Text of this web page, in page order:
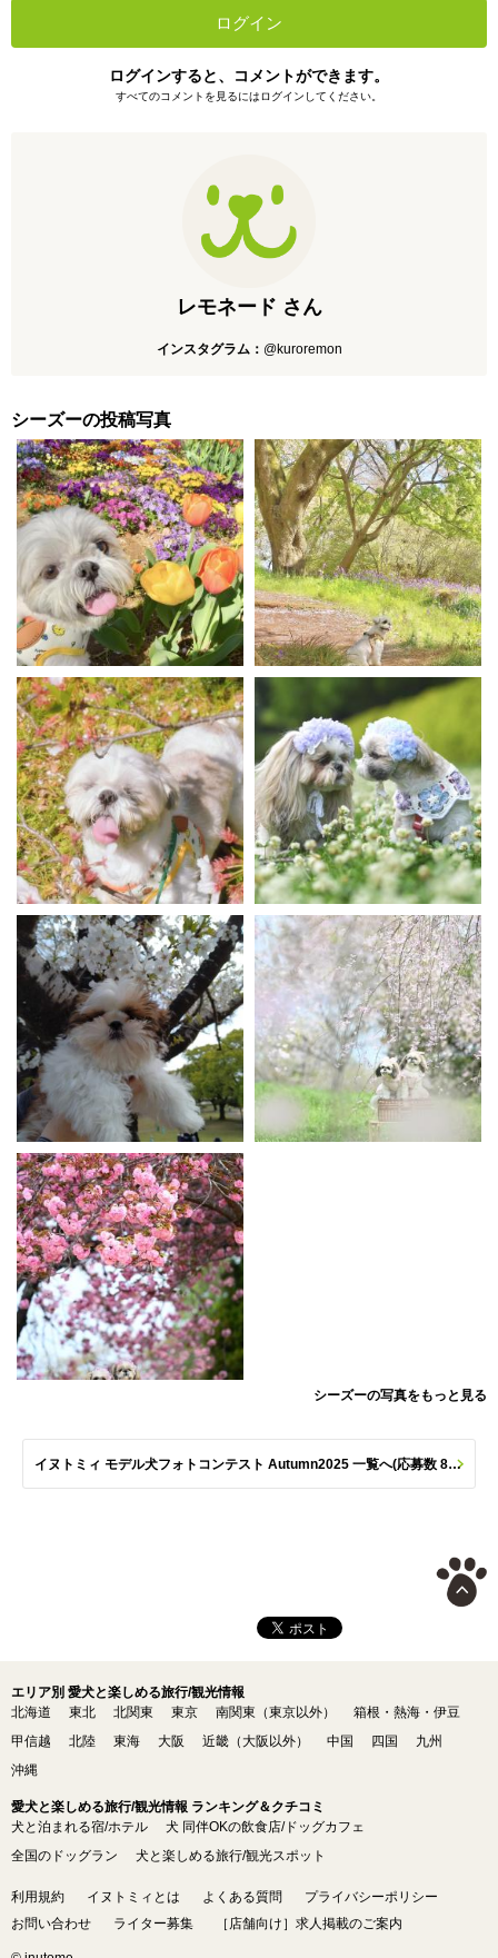
ログイン
ログインすると、コメントができます。
すべてのコメントを見るにはログインしてください。
レモネード さん
インスタグラム： @kuroremon
シーズーの投稿写真
シーズーの写真をもっと見る
イヌトミィ モデル犬フォトコンテスト Autumn2025 一覧へ(応募数 801枚)
エリア別 愛犬と楽しめる旅行/観光情報
北海道
東北 北関東 東京 南関東（東京以外）
箱根・熱海・伊豆
甲信越
北陸 東海 大阪 近畿（大阪以外） 中国 四国
九州
沖縄
愛犬と楽しめる旅行/観光情報 ランキング＆クチコミ
犬と泊まれる宿/ホテル
犬 同伴OKの飲食店/ドッグカフェ
全国のドッグラン
犬と楽しめる旅行/観光スポット
利用規約 イヌトミィとは よくある質問
プライバシーポリシー
お問い合わせ
ライター募集 ［店舗向け］求人掲載のご案内